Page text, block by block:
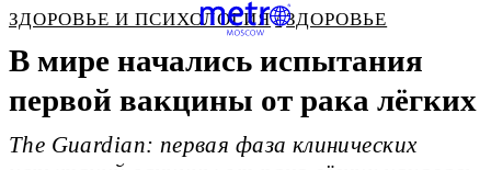
ЗДОРОВЬЕ И ПСИХОЛОГИЯ ЗДОРОВЬЕ
В мире начались испытания
первой вакцины от рака лёгких
The Guardian: первая фаза клинических